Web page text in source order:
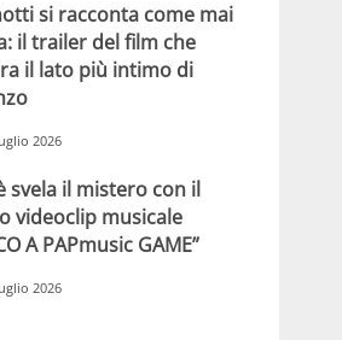
si racconta come mai
il trailer del film che
il lato più intimo di
2026
svela il mistero con il
videoclip musicale
A PAPmusic GAME”
2026